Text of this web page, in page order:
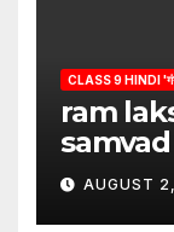
CLASS 9 HINDI
ram
AUGUST